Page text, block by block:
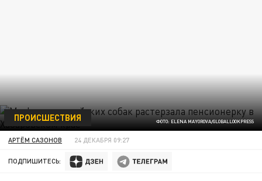
ФОТО: ELENA MAYOROVA/GLOBALLOOKPRESS
ПРОИСШЕСТВИЯ
АРТЁМ САЗОНОВ 24 ДЕКАБРЯ 09:27
ПОДПИШИТЕСЬ: